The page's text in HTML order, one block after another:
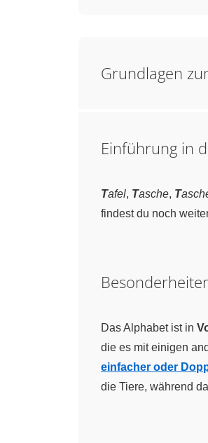
Grundlagen
Einführung in
Tafel, Tasche, T
findest du noch
Das Alphabet ist in
die es mit einigen
einfacher oder
die Tiere, während